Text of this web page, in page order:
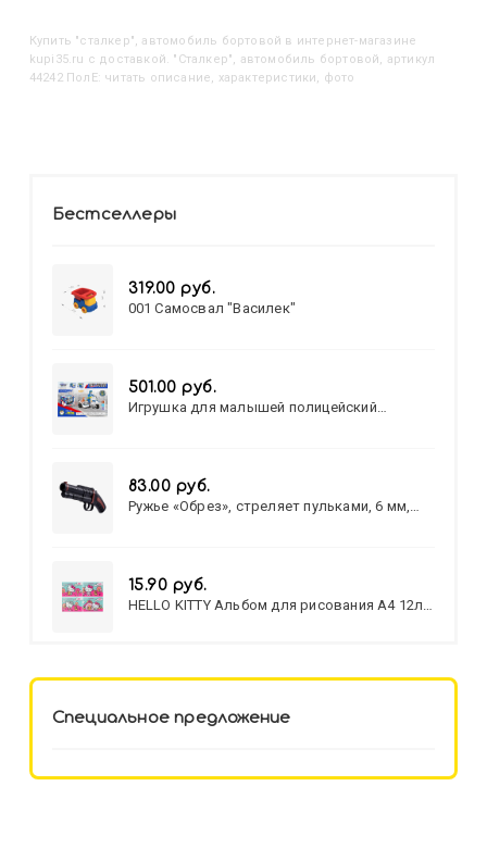
Купить "Сталкер", автомобиль бортовой в интернет-магазине
kupi35.ru с доставкой. "Сталкер", автомобиль бортовой, артикул
44242 ПолЕ: читать описание, характеристики, фото
Бестселлеры
319.00 руб.
001 Самосвал "Василек"
501.00 руб.
Игрушка для малышей полицейский
83.00 руб.
Ружье «Обрез», стреляет пульками, 6 мм,
15.90 руб.
HELLO KITTY Альбом для рисования А4 12л.
Специальное предложение